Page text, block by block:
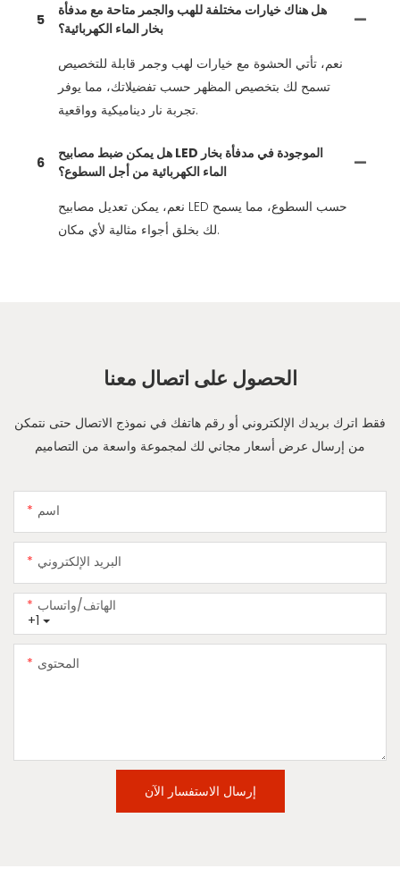
5
هل هناك خيارات مختلفة للهب والجمر متاحة مع مدفأة
بخار الماء الكهربائية؟
نعم، تأتي الحشوة مع خيارات لهب وجمر قابلة للتخصيص
تسمح لك بتخصيص المظهر حسب تفضيلاتك، مما يوفر
تجربة نار ديناميكية وواقعية.
6
هل يمكن ضبط مصابيح LED الموجودة في مدفأة بخار
الماء الكهربائية من أجل السطوع؟
نعم، يمكن تعديل مصابيح LED حسب السطوع، مما يسمح
لك بخلق أجواء مثالية لأي مكان.
الحصول على اتصال معنا
فقط اترك بريدك الإلكتروني أو رقم هاتفك في نموذج الاتصال حتى نتمكن
من إرسال عرض أسعار مجاني لك لمجموعة واسعة من التصاميم
اسم
البريد الإلكتروني
+1
الهاتف/واتساب
المحتوى
إرسال الاستفسار الآن